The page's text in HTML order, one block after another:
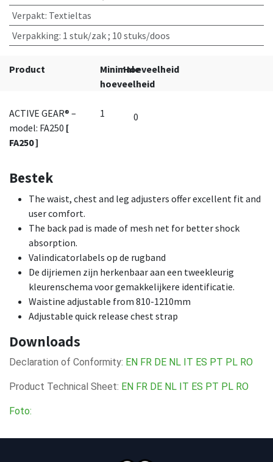
Verpakt: Textieltas
Verpakking: 1 stuk/zak ; 10 stuks/doos
Product
Minimale
hoeveelheid
Hoeveelheid
ACTIVE GEAR® –
model: FA250 [
FA250 ]
1
Bestek
The waist, chest and leg adjusters offer excellent fit and
user comfort.
The back pad is made of mesh net for better shock
absorption.
Valindicatorlabels op de rugband
De dijriemen zijn herkenbaar aan een tweekleurig
kleurenschema voor gemakkelijkere identificatie.
Waistine adjustable from 810-1210mm
Adjustable quick release chest strap
Downloads
Declaration of Conformity: EN FR DE NL IT ES PT PL RO
Product Technical Sheet: EN FR DE NL IT ES PT PL RO
Foto: